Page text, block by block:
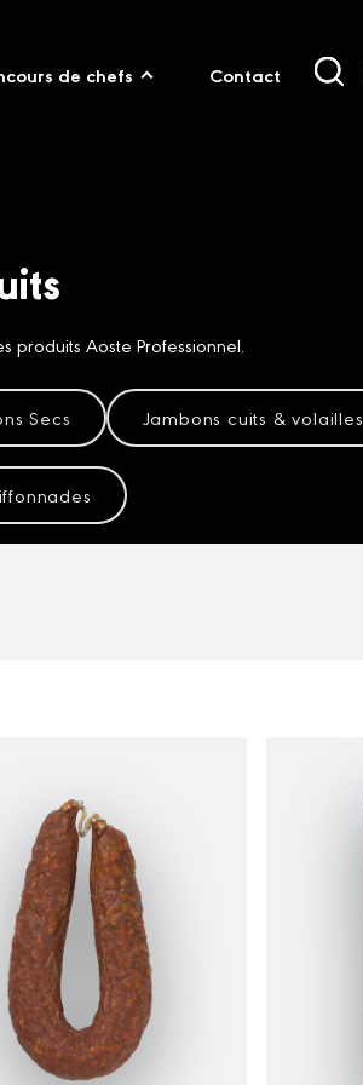
de chefs Contact
produits Aoste Professionnel.
Secs Jambons cuits & volailles